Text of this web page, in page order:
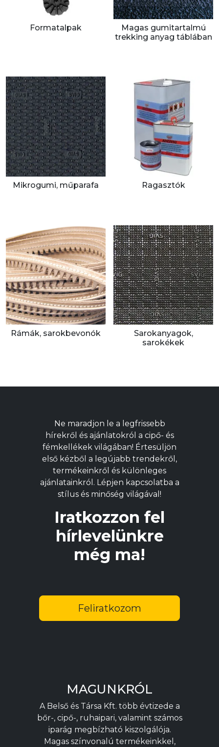
Formatalpak
Magas gumitartalmú
trekking anyag táblában
Mikrogumi, műparafa Ragasztók
Rámák, sarokbevonók
Sarokanyagok,
sarokékek
Ne maradjon le a legfrissebb
hírekről és ajánlatokról a cipő- és
fémkellékek világában! Értesüljön
első kézből a legújabb trendekről,
termékeinkről és különleges
ajánlatainkról. Lépjen kapcsolatba a
stílus és minőség világával!
Iratkozzon fel
hírlevelünkre
még ma!
Feliratkozom
MAGUNKRÓL
A Belső és Társa Kft. több évtizede a
bőr-, cipő-, ruhaipari, valamint számos
iparág megbízható kiszolgálója.
Magas színvonalú termékeinkkel,